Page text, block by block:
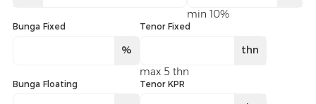
min 10%
Bunga Fixed
%
Tenor Fixed
thn
max 5 thn
Bunga Floating Tenor KPR